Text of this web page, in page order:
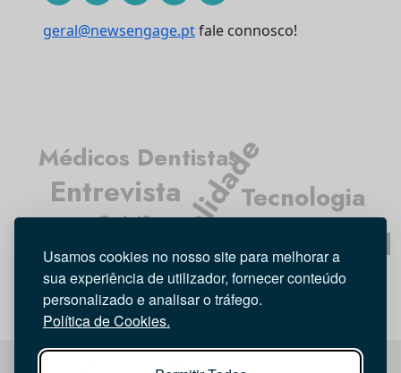
Usamos cookies no nosso site para melhorar a
sua experiência de utilizador, fornecer conteúdo
personalizado e analisar o tráfego.
Política de Cookies.
geral@newsengage.ptfale connosco!
Atualidade
Médicos Dentistas
Higiene Oral
Entrevista
Opinião
Tecnologia
Investigação